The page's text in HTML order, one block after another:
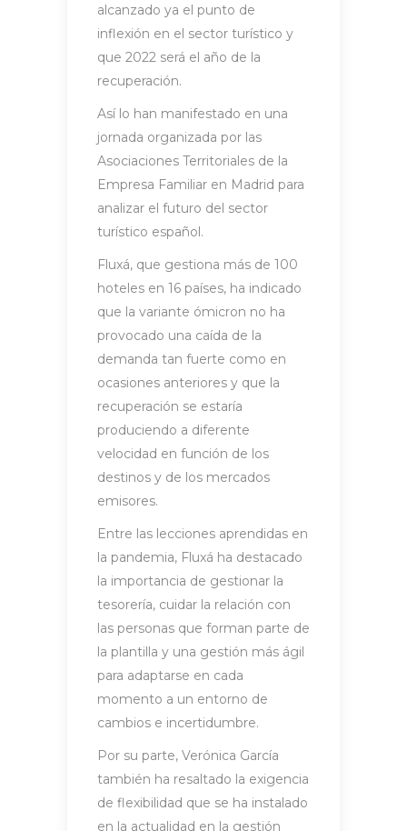
alcanzado ya el punto de
inflexión en el sector turístico y
que 2022 será el año de la
recuperación.
Así lo han manifestado en una
jornada organizada por las
Asociaciones Territoriales de la
Empresa Familiar en Madrid para
analizar el futuro del sector
turístico español.
Fluxá, que gestiona más de 100
hoteles en 16 países, ha indicado
que la variante ómicron no ha
provocado una caída de la
demanda tan fuerte como en
ocasiones anteriores y que la
recuperación se estaría
produciendo a diferente
velocidad en función de los
destinos y de los mercados
emisores.
Entre las lecciones aprendidas en
la pandemia, Fluxá ha destacado
la importancia de gestionar la
tesorería, cuidar la relación con
las personas que forman parte de
la plantilla y una gestión más ágil
para adaptarse en cada
momento a un entorno de
cambios e incertidumbre.
Por su parte, Verónica García
también ha resaltado la exigencia
de flexibilidad que se ha instalado
en la actualidad en la gestión